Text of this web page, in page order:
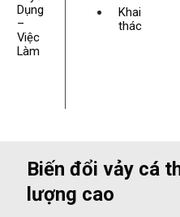
Dụng
–
Việc
Làm
Khai
thác
Biến đổi vảy cá
lượng cao